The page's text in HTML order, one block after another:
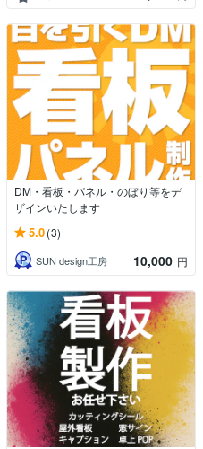
DM・看板・パネル・のぼり等をデ
ザインいたします
5.0(3)
SUN design工房 10,000 円